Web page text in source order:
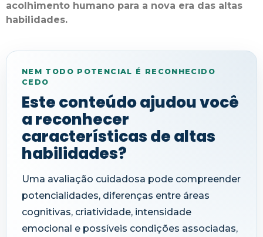
acolhimento humano para a nova era das altas
habilidades.
NEM TODO POTENCIAL É RECONHECIDO
CEDO
Este conteúdo ajudou você
a reconhecer
características de altas
habilidades?
Uma avaliação cuidadosa pode compreender
potencialidades, diferenças entre áreas
cognitivas, criatividade, intensidade
emocional e possíveis condições associadas,